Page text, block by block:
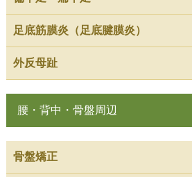
足底筋膜炎（足底腱膜炎）
外反母趾
腰・背中・骨盤周辺
骨盤矯正